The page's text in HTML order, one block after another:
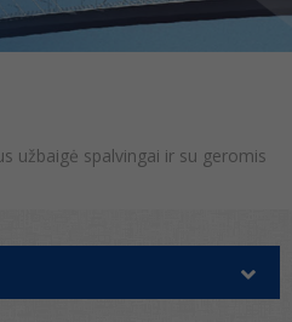
užbaigė spalvingai ir su geromis